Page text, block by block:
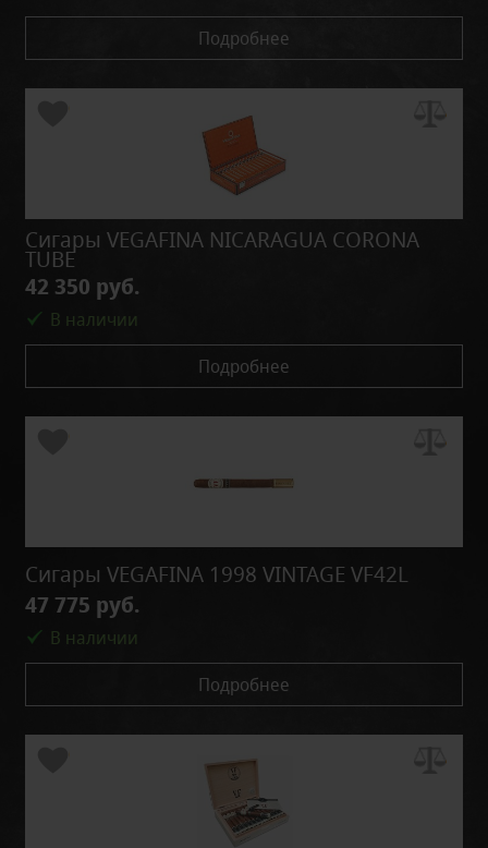
Подробнее
Сигары VEGAFINA NICARAGUA CORONA
TUBE
42 350 руб.
В наличии
Подробнее
Сигары VEGAFINA 1998 VINTAGE VF42L
47 775 руб.
В наличии
Подробнее